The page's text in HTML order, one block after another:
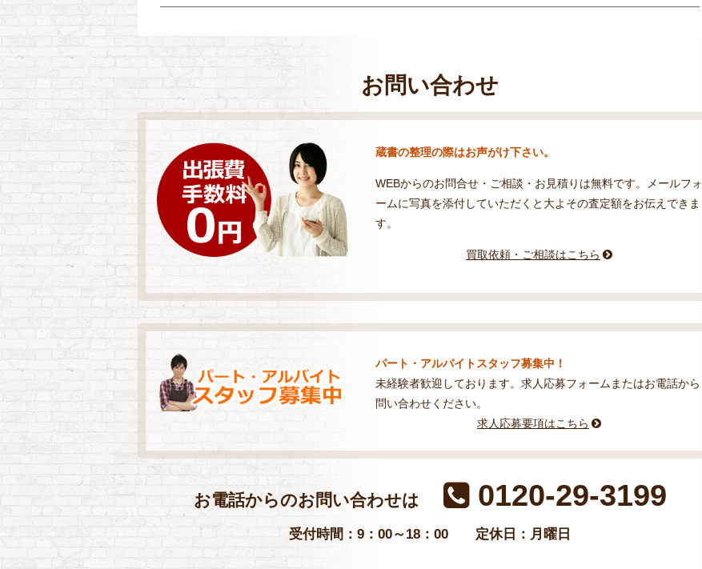
お問い合わせ
蔵書の整理の際はお声がけ下さい。
WEBからのお問合せ・ご相談・お見積りは無料です。メールフォ
ームに写真を添付していただくと大よその査定額をお伝えできま
す。
買取依頼・ご相談はこちら
パート・アルバイトスタッフ募集中！
未経験者歓迎しております。求人応募フォームまたはお電話から
問い合わせください。
求人応募要項はこちら
お電話からのお問い合わせは 0120-29-3199
受付時間：9：00～18：00 定休日：月曜日